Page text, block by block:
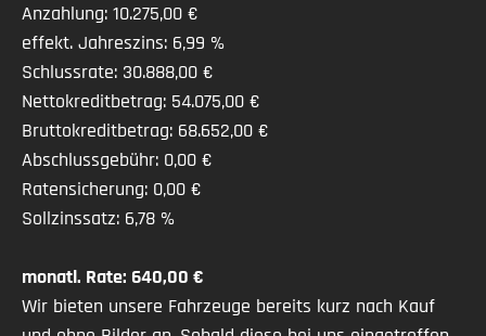
Anzahlung: 10.275,00 €
effekt. Jahreszins: 6,99 %
Schlussrate: 30.888,00 €
Nettokreditbetrag: 54.075,00 €
Bruttokreditbetrag: 68.652,00 €
Abschlussgebühr: 0,00 €
Ratensicherung: 0,00 €
Sollzinssatz: 6,78 %
monatl. Rate: 640,00 €
Wir bieten unsere Fahrzeuge bereits kurz nach Kauf